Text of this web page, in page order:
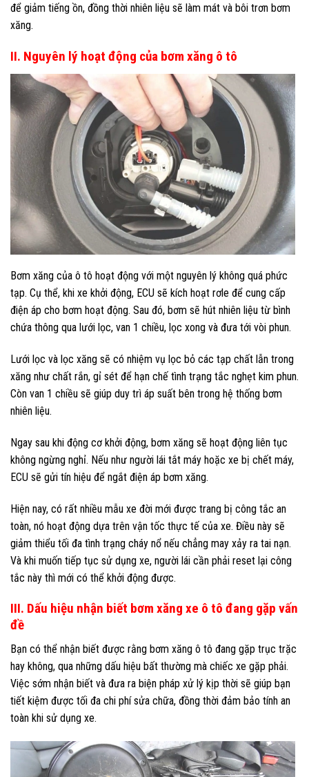
để giảm tiếng ồn, đồng thời nhiên liệu sẽ làm mát và bôi trơn bơm
xăng.
II. Nguyên lý hoạt động của bơm xăng ô tô
Bơm xăng của ô tô hoạt động với một nguyên lý không quá phức
tạp. Cụ thể, khi xe khởi động, ECU sẽ kích hoạt rơle để cung cấp
điện áp cho bơm hoạt động. Sau đó, bơm sẽ hút nhiên liệu từ bình
chứa thông qua lưới lọc, van 1 chiều, lọc xong và đưa tới vòi phun.
Lưới lọc và lọc xăng sẽ có nhiệm vụ lọc bỏ các tạp chất lẫn trong
xăng như chất rắn, gỉ sét để hạn chế tình trạng tắc nghẹt kim phun.
Còn van 1 chiều sẽ giúp duy trì áp suất bên trong hệ thống bơm
nhiên liệu.
Ngay sau khi động cơ khởi động, bơm xăng sẽ hoạt động liên tục
không ngừng nghỉ. Nếu như người lái tắt máy hoặc xe bị chết máy,
ECU sẽ gửi tín hiệu để ngắt điện áp bơm xăng.
Hiện nay, có rất nhiều mẫu xe đời mới được trang bị công tắc an
toàn, nó hoạt động dựa trên vận tốc thực tế của xe. Điều này sẽ
giảm thiểu tối đa tình trạng cháy nổ nếu chẳng may xảy ra tai nạn.
Và khi muốn tiếp tục sử dụng xe, người lái cần phải reset lại công
tắc này thì mới có thể khởi động được.
III. Dấu hiệu nhận biết bơm xăng xe ô tô đang gặp vấn
đề
Bạn có thể nhận biết được rằng bơm xăng ô tô đang gặp trục trặc
hay không, qua những dấu hiệu bất thường mà chiếc xe gặp phải.
Việc sớm nhận biết và đưa ra biện pháp xử lý kịp thời sẽ giúp bạn
tiết kiệm được tối đa chi phí sửa chữa, đồng thời đảm bảo tính an
toàn khi sử dụng xe.